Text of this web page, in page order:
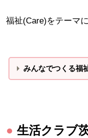
福祉(Care)をテーマ
みんなでつくる福
● 生活クラブ